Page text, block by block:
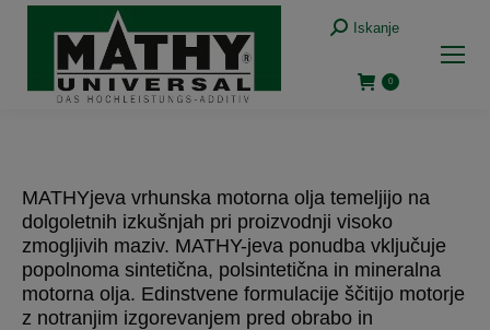
Iskanje:
Iskanje
0
MATHYjeva vrhunska motorna olja temeljijo na
dolgoletnih izkušnjah pri proizvodnji visoko
zmogljivih maziv. MATHY-jeva ponudba vključuje
popolnoma sintetična, polsintetična in mineralna
motorna olja. Edinstvene formulacije ščitijo motorje
z notranjim izgorevanjem pred obrabo in